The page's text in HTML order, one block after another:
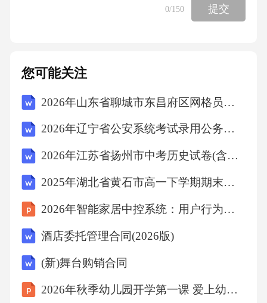
0/150 提交
您可能关注
2026年山东省聊城市东昌府区网格员笔试试题（含答案）
2026年辽宁省公安系统考试录用公务员（人民警察）人才紧缺职位（法医）综合能力测试题及答案
2026年江苏省扬州市中考历史试卷(含详细答案解析)
2025年湖北省黄石市高一下学期期末历史试题及答案
2026年智能家居中控系统：用户行为数据分析与场景预测
酒店委托管理合同(2026版)
(新)舞台购销合同
2026年秋季幼儿园开学第一课 爱上幼儿园从这里开始